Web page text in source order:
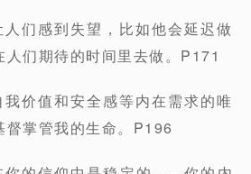
们感到失望，比如他会延迟做
们期待的时间里去做。P171
价值和安全感等内在需求的唯
督掌管我的生命。P196